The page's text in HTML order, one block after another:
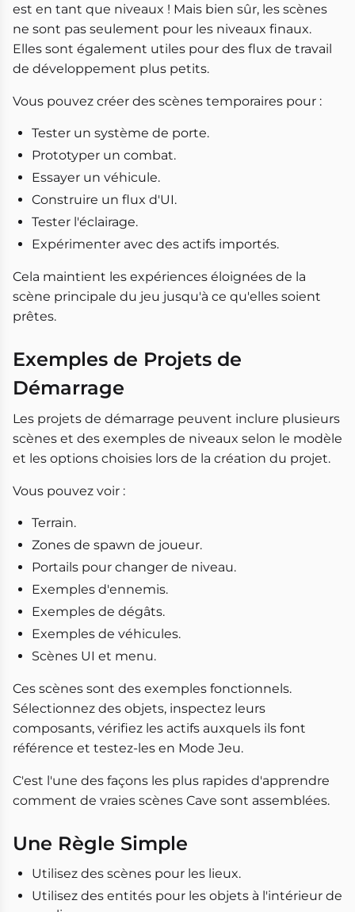
est en tant que niveaux ! Mais bien sûr, les scènes
ne sont pas seulement pour les niveaux finaux.
Elles sont également utiles pour des flux de travail
de développement plus petits.
Vous pouvez créer des scènes temporaires pour :
Tester un système de porte.
Prototyper un combat.
Essayer un véhicule.
Construire un flux d'UI.
Tester l'éclairage.
Expérimenter avec des actifs importés.
Cela maintient les expériences éloignées de la
scène principale du jeu jusqu'à ce qu'elles soient
prêtes.
Exemples de Projets de
Démarrage
Les projets de démarrage peuvent inclure plusieurs
scènes et des exemples de niveaux selon le modèle
et les options choisies lors de la création du projet.
Vous pouvez voir :
Terrain.
Zones de spawn de joueur.
Portails pour changer de niveau.
Exemples d'ennemis.
Exemples de dégâts.
Exemples de véhicules.
Scènes UI et menu.
Ces scènes sont des exemples fonctionnels.
Sélectionnez des objets, inspectez leurs
composants, vérifiez les actifs auxquels ils font
référence et testez-les en Mode Jeu.
C'est l'une des façons les plus rapides d'apprendre
comment de vraies scènes Cave sont assemblées.
Une Règle Simple
Utilisez des scènes pour les lieux.
Utilisez des entités pour les objets à l'intérieur de